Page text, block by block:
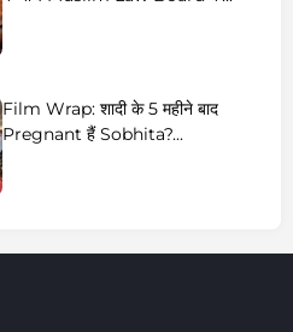
Film Wrap: शादी के 5 महीने बाद
Pregnant हैं Sobhita?...